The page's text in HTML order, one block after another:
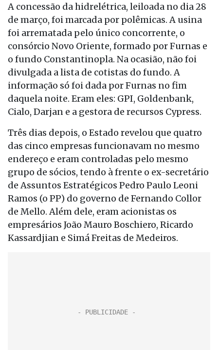
A concessão da hidrelétrica, leiloada no dia 28
de março, foi marcada por polêmicas. A usina
foi arrematada pelo único concorrente, o
consórcio Novo Oriente, formado por Furnas e
o fundo Constantinopla. Na ocasião, não foi
divulgada a lista de cotistas do fundo. A
informação só foi dada por Furnas no fim
daquela noite. Eram eles: GPI, Goldenbank,
Cialo, Darjan e a gestora de recursos Cypress.
Três dias depois, o Estado revelou que quatro
das cinco empresas funcionavam no mesmo
endereço e eram controladas pelo mesmo
grupo de sócios, tendo à frente o ex-secretário
de Assuntos Estratégicos Pedro Paulo Leoni
Ramos (o PP) do governo de Fernando Collor
de Mello. Além dele, eram acionistas os
empresários João Mauro Boschiero, Ricardo
Kassardjian e Simá Freitas de Medeiros.